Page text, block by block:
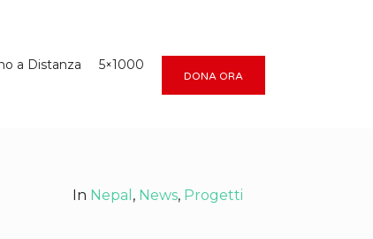
a Distanza 5×1000
DONA ORA
In Nepal , News, Progetti